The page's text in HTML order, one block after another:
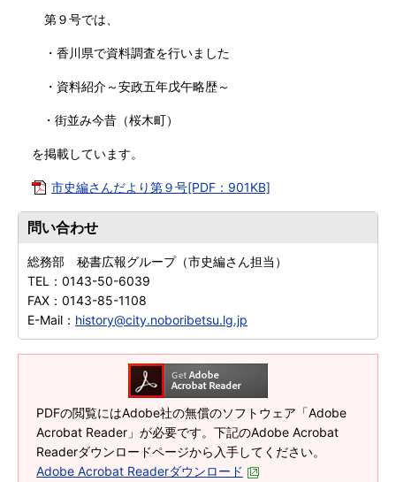
第９号では、
・香川県で資料調査を行いました
・資料紹介～安政五年戊午略歴～
・街並み今昔（桜木町）
を掲載しています。
市史編さんだより第９号[PDF：901KB]
問い合わせ
総務部 秘書広報グループ（市史編さん担当）
TEL： 0143-50-6039
FAX： 0143-85-1108
E-Mail： history@city.noboribetsu.lg.jp
PDFの閲覧にはAdobe社の無償のソフトウェア「Adobe
Acrobat Reader」が必要です。下記のAdobe Acrobat
Readerダウンロードページから入手してください。
Adobe Acrobat Readerダウンロード